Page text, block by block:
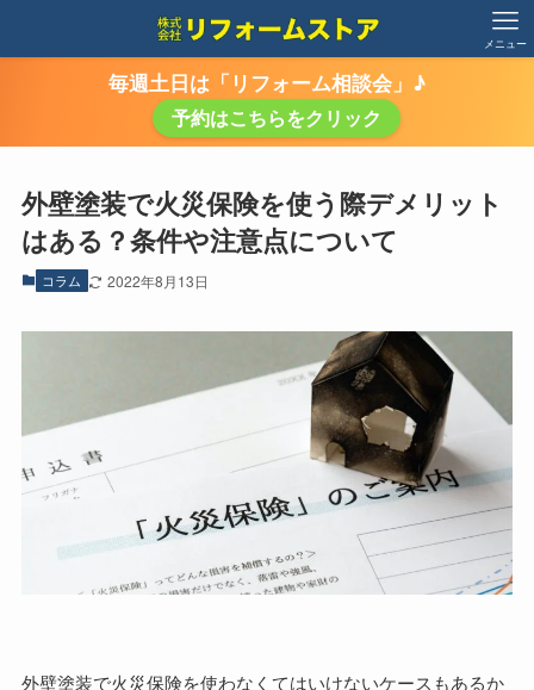
メニュー
毎週土日は「リフォーム相談会」♪
予約はこちらをクリック
外壁塗装で火災保険を使う際デメリット
はある？条件や注意点について
コラム 2022年8月13日
外壁塗装で火災保険を使わなくてはいけないケースもあるか